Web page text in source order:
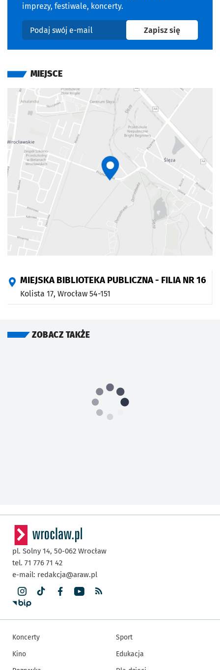
imprezy, festiwale, koncerty.
Podaj swój e-mail
Zapisz sięna
MIEJSCE
MIEJSKA BIBLIOTEKA PUBLICZNA - FILIA NR 16
Kolista 17, Wrocław 54-151
ZOBACZ TAKŻE
pl. Solny 14, 50-062 Wrocław
tel. 71 776 71 42
e-mail: redakcja@araw.pl
Koncerty
Kino
Sport
Edukacja